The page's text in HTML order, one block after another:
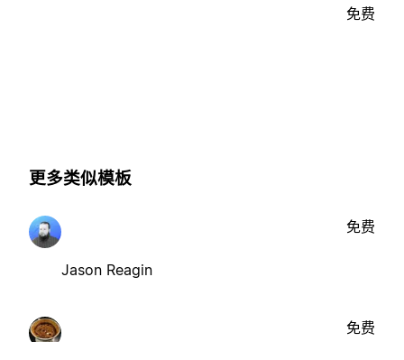
免费
更多类似模板
Jason Reagin
免费
免费